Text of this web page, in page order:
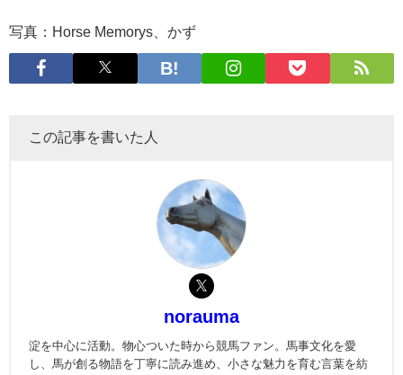
写真：Horse Memorys、かず
この記事を書いた人
norauma
淀を中心に活動。物心ついた時から競馬ファン。馬事文化を愛
し、馬が創る物語を丁寧に読み進め、小さな魅力を育む言葉を紡